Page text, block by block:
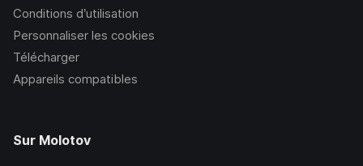
Conditions d’utilisation
Personnaliser les cookies
Télécharger
Appareils compatibles
Sur Molotov